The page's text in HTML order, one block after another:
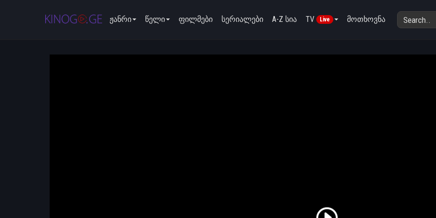
ჟანრი წელი ფილმები სერიალები A-Z სია TV Live მოთხოვნა